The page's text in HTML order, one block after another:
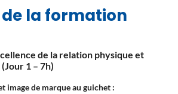
la formation
de la relation physique et
1 – 7h)
image de marque au guichet :